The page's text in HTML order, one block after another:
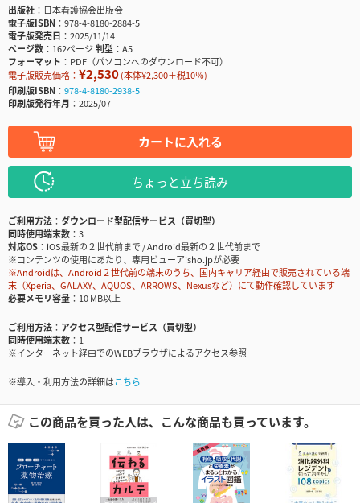
出版社
日本看護協会出版会
電子版ISBN
978-4-8180-2884-5
電子版発売日
2025/11/14
ページ数
162ページ判型
A5
フォーマット
PDF（パソコンへのダウンロード不可）
電子版販売価格： ¥2,530(本体¥2,300＋税10％)
印刷版ISBN
978-4-8180-2938-5
印刷版発行年月
2025/07
カートに入れる
ちょっと立ち読み
ご利用方法
ダウンロード型配信サービス（買切型）
同時使用端末数
3
対応OS
iOS最新の２世代前まで / Android最新の２世代前まで
※コンテンツの使用にあたり、専用ビューアisho.jpが必要
※Androidは、Android２世代前の端末のうち、国内キャリア経由で販売されている端
末（Xperia、GALAXY、AQUOS、ARROWS、Nexusなど）にて動作確認しています
必要メモリ容量
10 MB以上
ご利用方法
アクセス型配信サービス（買切型）
同時使用端末数
1
※インターネット経由でのWEBブラウザによるアクセス参照
※導入・利用方法の詳細はこちら
この商品を買った人は、こんな商品も買っています。